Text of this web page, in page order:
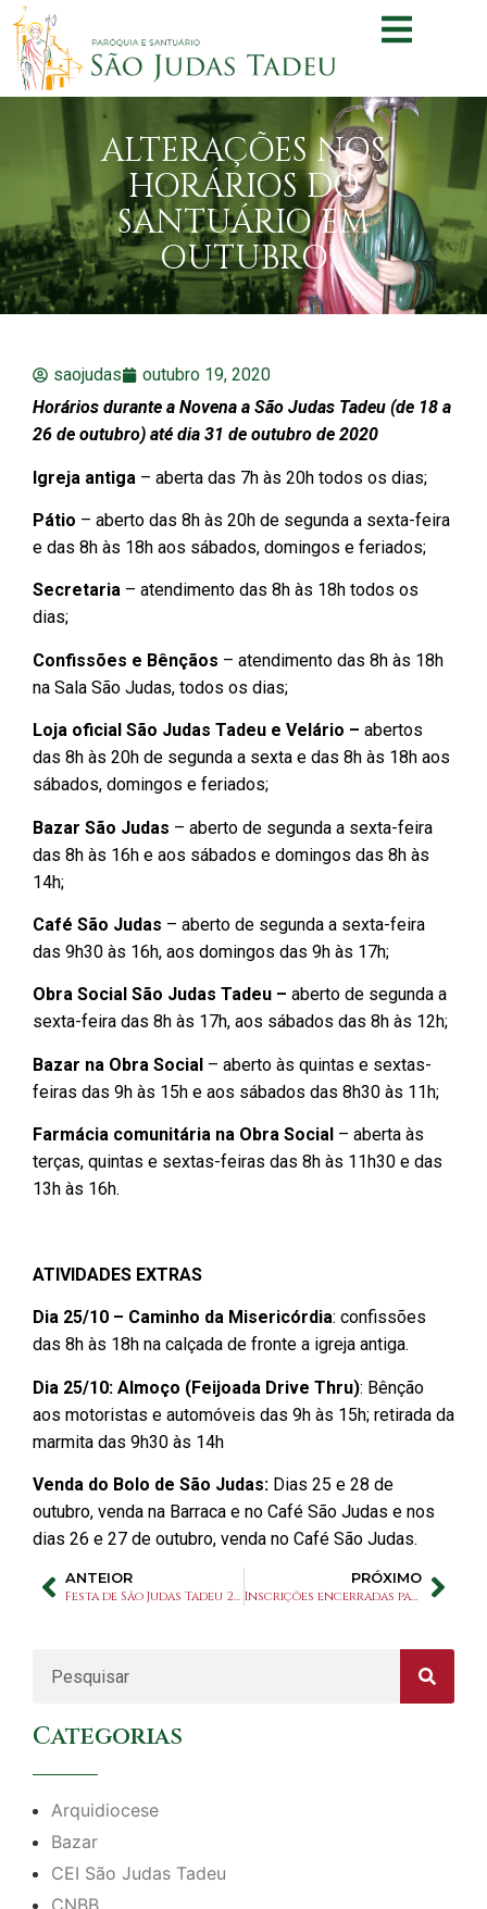
ALTERAÇÕES NOS
HORÁRIOS DO
SANTUÁRIO EM
OUTUBRO
saojudas
outubro 19, 2020
Horários durante a Novena a São Judas Tadeu (de 18 a
26 de outubro) até dia 31 de outubro de 2020
Igreja antiga – aberta das 7h às 20h todos os dias;
Pátio – aberto das 8h às 20h de segunda a sexta-feira
e das 8h às 18h aos sábados, domingos e feriados;
Secretaria – atendimento das 8h às 18h todos os
dias;
Confissões e Bênçãos – atendimento das 8h às 18h
na Sala São Judas, todos os dias;
Loja oficial São Judas Tadeu e Velário – abertos
das 8h às 20h de segunda a sexta e das 8h às 18h aos
sábados, domingos e feriados;
Bazar São Judas – aberto de segunda a sexta-feira
das 8h às 16h e aos sábados e domingos das 8h às
14h;
Café São Judas – aberto de segunda a sexta-feira
das 9h30 às 16h, aos domingos das 9h às 17h;
Obra Social São Judas Tadeu – aberto de segunda a
sexta-feira das 8h às 17h, aos sábados das 8h às 12h;
Bazar na Obra Social – aberto às quintas e sextas-
feiras das 9h às 15h e aos sábados das 8h30 às 11h;
Farmácia comunitária na Obra Social – aberta às
terças, quintas e sextas-feiras das 8h às 11h30 e das
13h às 16h.
ATIVIDADES EXTRAS
Dia 25/10 – Caminho da Misericórdia: confissões
das 8h às 18h na calçada de fronte a igreja antiga.
Dia 25/10: Almoço (Feijoada Drive Thru): Bênção
aos motoristas e automóveis das 9h às 15h; retirada da
marmita das 9h30 às 14h
Venda do Bolo de São Judas: Dias 25 e 28 de
outubro, venda na Barraca e no Café São Judas e nos
dias 26 e 27 de outubro, venda no Café São Judas.
ANTEIOR
Festa de São Judas Tadeu 2020
PRÓXIMO
Inscrições encerradas para missas do dia 28/10
Categorias
Arquidiocese
Bazar
CEI São Judas Tadeu